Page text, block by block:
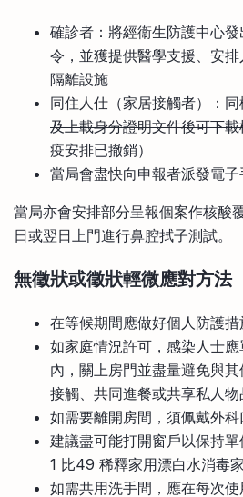
確診者：將經衞生防護中心
令，並獲提供醫學支援、安
隔離設施
同住人仕（家居接觸者）：
及上載身分證明文件後可下
疫安排已撤銷）
當局會盡快向申報者派發電
當局亦會安排部分呈報個案作核酸
日或翌日上門進行鼻腔拭子測試。
無徵狀或徵狀輕微應對方法
在等候期間應做好個人防護措
如家庭情況許可，感染人士
內，關上房門並盡量避免與
接觸、共同進餐或共享私人物
如需要離開房間，須佩戴外科
建議盡可能打開窗戶以保持
1 比49 稀釋家用漂白水消毒家
如需共用洗手間，應在每次使